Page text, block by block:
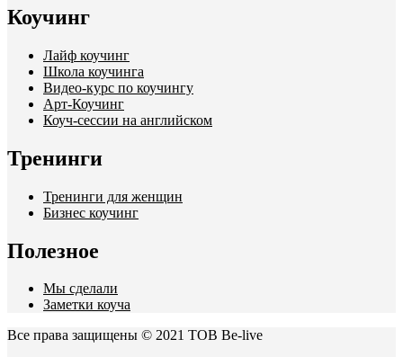
Коучинг
Лайф коучинг
Школа коучинга
Видео-курс по коучингу
Арт-Коучинг
Коуч-сессии на английском
Тренинги
Тренинги для женщин
Бизнес коучинг
Полезное
Мы сделали
Заметки коуча
Все права защищены © 2021 ТОВ Be-live